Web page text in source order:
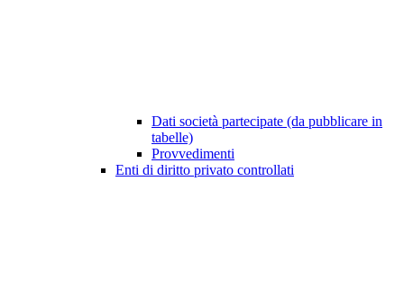
Dati società partecipate (da pubblicare in
tabelle)
Provvedimenti
Enti di diritto privato controllati